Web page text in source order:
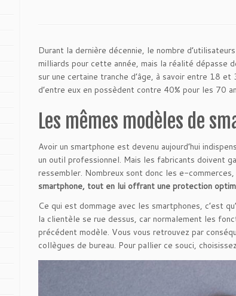
Durant la dernière décennie, le nombre
milliards pour cette année, mais la réalité dépasse
sur une certaine tranche d’âge, à savoir entre 18
d’entre eux en possèdent contre 40% pour les 70
Les mêmes modèles de
Avoir un smartphone est devenu aujourd’hui
un outil professionnel. Mais les fabricants doivent
ressembler. Nombreux sont donc les e-commerces,
smartphone, tout en lui offrant une protection
Ce qui est dommage avec les smartphones, c’est
la clientèle se rue dessus, car normalement les
précédent modèle. Vous vous retrouvez par
collègues de bureau. Pour pallier ce souci,